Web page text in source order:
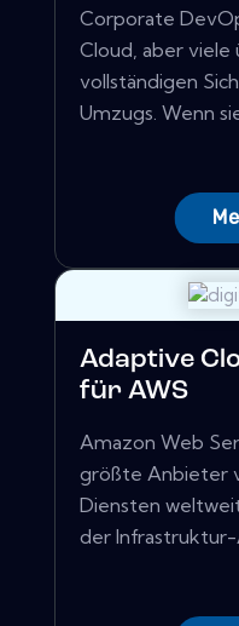
Corporate
Cloud, aber viele
vollständigen
Umzugs. Wenn
Adaptive
für AWS
Amazon Web
größte Anbieter
Diensten
der